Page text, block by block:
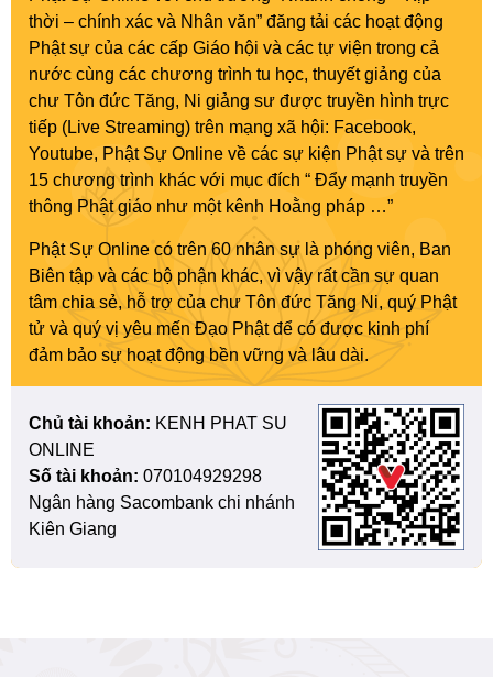
thời – chính xác và Nhân văn” đăng tải các hoạt động
Phật sự của các cấp Giáo hội và các tự viện trong cả
nước cùng các chương trình tu học, thuyết giảng của
chư Tôn đức Tăng, Ni giảng sư được truyền hình trực
tiếp (Live Streaming) trên mạng xã hội: Facebook,
Youtube, Phật Sự Online về các sự kiện Phật sự và trên
15 chương trình khác với mục đích “ Đẩy mạnh truyền
thông Phật giáo như một kênh Hoằng pháp …”
Phật Sự Online có trên 60 nhân sự là phóng viên, Ban
Biên tập và các bộ phận khác, vì vậy rất cần sự quan
tâm chia sẻ, hỗ trợ của chư Tôn đức Tăng Ni, quý Phật
tử và quý vị yêu mến Đạo Phật để có được kinh phí
đảm bảo sự hoạt động bền vững và lâu dài.
Chủ tài khoản: KENH PHAT SU
ONLINE
Số tài khoản: 070104929298
Ngân hàng Sacombank chi nhánh
Kiên Giang